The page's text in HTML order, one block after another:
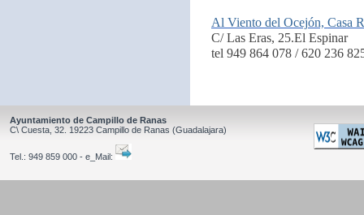
Al Viento del Ocejón, Casa
C/ Las Eras, 25.El Espinar
tel 949 864 078 / 620 236
Ayuntamiento de Campillo de Ranas
C\ Cuesta, 32. 19223 Campillo de Ranas (Guadalajara)
Tel.: 949 859 000 - e_Mail: